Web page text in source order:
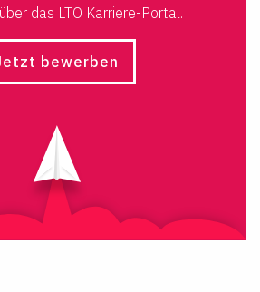
das LTO Karriere-Portal.
bewerben